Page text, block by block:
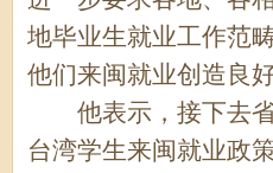
地毕业生就业工作范
他们来闽就业创造良
他表示，接下去省
台湾学生来闽就业政